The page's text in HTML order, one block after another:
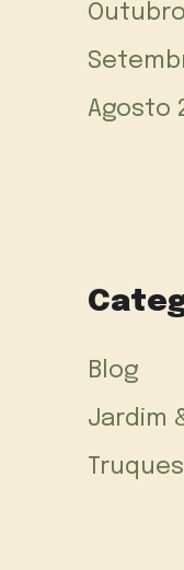
Agosto
Blog
Jardim